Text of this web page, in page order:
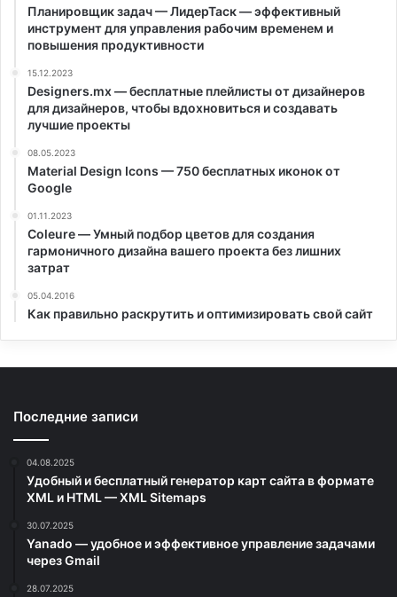
Планировщик задач — ЛидерТаск — эффективный
инструмент для управления рабочим временем и
повышения продуктивности
15.12.2023
Designers.mx — бесплатные плейлисты от дизайнеров
для дизайнеров, чтобы вдохновиться и создавать
лучшие проекты
08.05.2023
Material Design Icons — 750 бесплатных иконок от
Google
01.11.2023
Coleure — Умный подбор цветов для создания
гармоничного дизайна вашего проекта без лишних
затрат
05.04.2016
Как правильно раскрутить и оптимизировать свой сайт
Последние записи
04.08.2025
Удобный и бесплатный генератор карт сайта в формате
XML и HTML — XML Sitemaps
30.07.2025
Yanado — удобное и эффективное управление задачами
через Gmail
28.07.2025